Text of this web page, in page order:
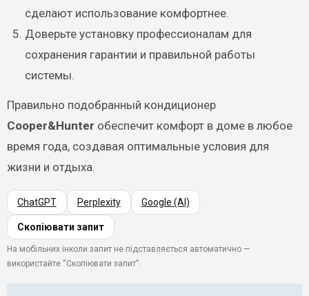
сделают использование комфортнее.
Доверьте установку профессионалам для
сохранения гарантии и правильной работы
системы.
Правильно подобранный кондиционер
Cooper&Hunter обеспечит комфорт в доме в любое
время года, создавая оптимальные условия для
жизни и отдыха.
ChatGPT Perplexity Google (AI)
Скопіювати запит
На мобільних інколи запит не підставляється автоматично —
використайте “Скопіювати запит”.